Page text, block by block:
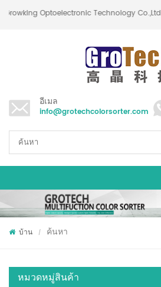
Growking Optoelectronic Technology Co.,Ltd
อีเมล
info@grotechcolorsorter.com
บ้าน / ค้นหา
หมวดหมู่สินค้า